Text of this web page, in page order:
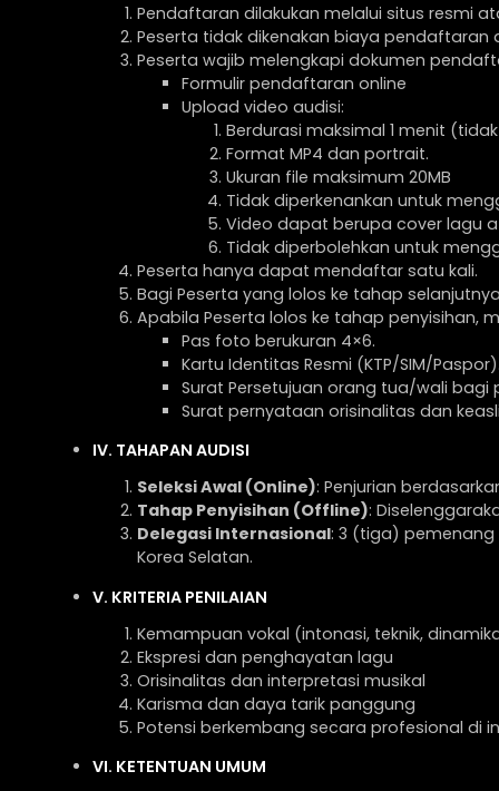
Pendaftaran dilakukan melalui situs resmi
Peserta tidak dikenakan biaya pendaftaran
Peserta wajib melengkapi dokumen
Formulir pendaftaran online
Upload video audisi:
Berdurasi maksimal 1 menit
Format MP4 dan portrait.
Ukuran file maksimum 20MB
Tidak diperkenankan untuk
Video dapat berupa cover lagu
Tidak diperbolehkan untuk
Peserta hanya dapat mendaftar satu kali.
Bagi Peserta yang lolos ke tahap
Apabila Peserta lolos ke tahap penyisihan,
Pas foto berukuran 4×6.
Kartu Identitas Resmi (KTP/SIM/
Surat Persetujuan orang tua/wali bagi
Surat pernyataan orisinalitas dan
IV. TAHAPAN AUDISI
Seleksi Awal (Online): Penjurian
Tahap Penyisihan (Offline):
Delegasi Internasional: 3 (tiga) pemenang
Korea Selatan.
V. KRITERIA PENILAIAN
Kemampuan vokal (intonasi, teknik,
Ekspresi dan penghayatan lagu
Orisinalitas dan interpretasi musikal
Karisma dan daya tarik panggung
Potensi berkembang secara profesional di
VI. KETENTUAN UMUM